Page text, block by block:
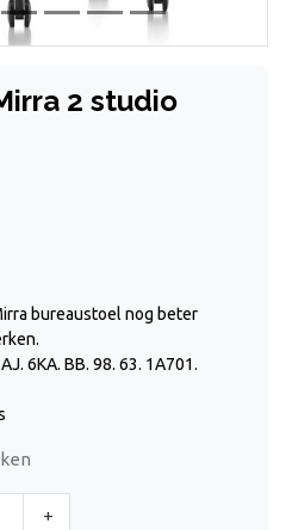
2 studio
bureaustoel nog beter
6KA. BB. 98. 63. 1A701.
+